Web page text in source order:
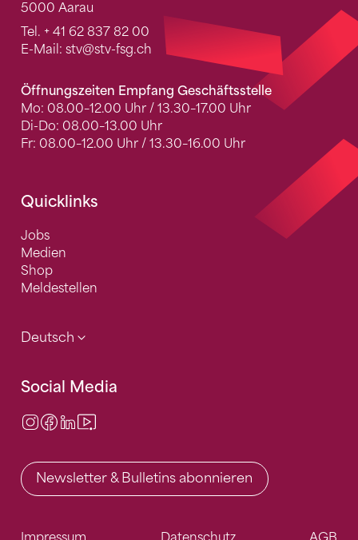
5000 Aarau
Tel. + 41 62 837 82 00
E-Mail: stv@stv-fsg.ch
Öffnungszeiten Empfang Geschäftsstelle
Mo: 08.00–12.00 Uhr / 13.30–17.00 Uhr
Di-Do: 08.00–13.00 Uhr
Fr: 08.00–12.00 Uhr / 13.30–16.00 Uhr
Quicklinks
Jobs
Medien
Shop
Meldestellen
Deutsch
Social Media
Instagram
Facebook
LinkedIn
Newsletter & Bulletins abonnieren